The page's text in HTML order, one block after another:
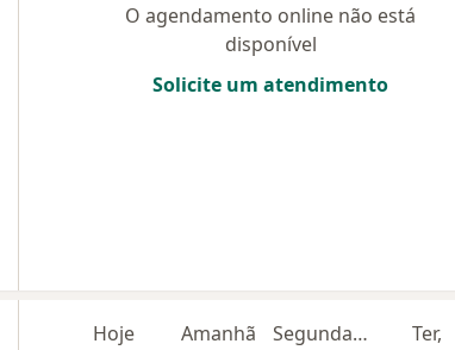
O agendamento online não está
disponível
Solicite um atendimento
Hoje Amanhã Segunda-feira Ter,